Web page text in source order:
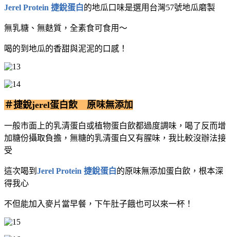
Jerel Protein 捷銳蛋白的地瓜口味是選用台灣57號地瓜磨製
無乳糖、無麩質，全素食可食用～
喝的到地瓜的香甜與泥泥的口感！
＃捷銳jerel蛋白飲 原味無添加
一般市面上的乳清蛋白或植物蛋白飲都過度調味，喝了反而增
加糖份攝取負擔，無糖的乳清蛋白又有腥味，我比較沒辦法接
受
這次喝到 Jerel Protein 捷銳蛋白的原味無添加蛋白飲，根本深
得我心
不但能加入麥片當早餐，下午肚子餓也可以來一杯！